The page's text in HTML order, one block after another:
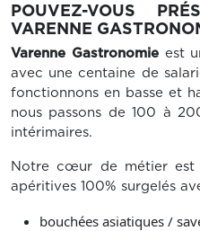
POUVEZ-VOUS
VARENNE
Varenne Gastronomieest
avec une centaine de
fonctionnons en basse et
nous passons de 100 à
intérimaires.
Notre cœur de métier est
apéritives 100% surgelés
bouchées asiatiques /